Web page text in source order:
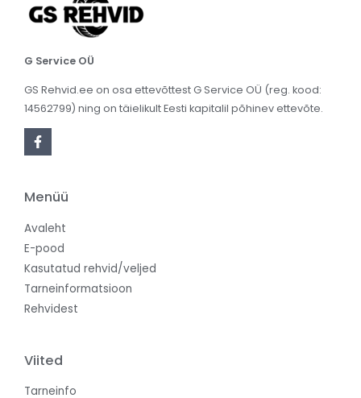
G Service OÜ
GS Rehvid.ee on osa ettevõttest G Service OÜ (reg. kood:
14562799) ning on täielikult Eesti kapitalil põhinev ettevõte.
Menüü
Avaleht
E-pood
Kasutatud rehvid/veljed
Tarneinformatsioon
Rehvidest
Viited
Tarneinfo